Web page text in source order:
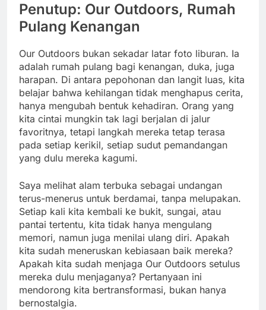
Penutup: Our Outdoors, Rumah
Pulang Kenangan
Our Outdoors bukan sekadar latar foto liburan. Ia
adalah rumah pulang bagi kenangan, duka, juga
harapan. Di antara pepohonan dan langit luas, kita
belajar bahwa kehilangan tidak menghapus cerita,
hanya mengubah bentuk kehadiran. Orang yang
kita cintai mungkin tak lagi berjalan di jalur
favoritnya, tetapi langkah mereka tetap terasa
pada setiap kerikil, setiap sudut pemandangan
yang dulu mereka kagumi.
Saya melihat alam terbuka sebagai undangan
terus-menerus untuk berdamai, tanpa melupakan.
Setiap kali kita kembali ke bukit, sungai, atau
pantai tertentu, kita tidak hanya mengulang
memori, namun juga menilai ulang diri. Apakah
kita sudah meneruskan kebiasaan baik mereka?
Apakah kita sudah menjaga Our Outdoors setulus
mereka dulu menjaganya? Pertanyaan ini
mendorong kita bertransformasi, bukan hanya
bernostalgia.